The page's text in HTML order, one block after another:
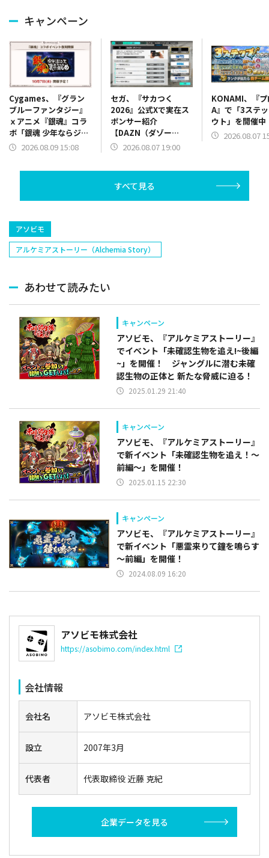
キャンペーン
Cygames、『グラン
ブルーファンタジー』
ｘアニメ『銀魂』コラ
ボ「銀魂 少年ならジャ
ンプの裏表紙までちゃ
2026.08.09 15:08
セガ、『サカつく
2026』公式Xで実在ス
ポンサー紹介
【DAZN（ダゾー
ン）】篇をポスト
2026.08.07 19:00
KONAMI、『
A』で「3ステ
ウト」を開催中
2026.08.07
すべて見る
アソビモ
アルケミアストーリー（Alchemia Story）
あわせて読みたい
キャンペーン
アソビモ、『アルケミアストーリー』
でイベント「未確認生物を追え!~後編
~」を開催！ ジャングルに潜む未確
認生物の正体と 新たな脅威に迫る！
2025.01.29 21:40
キャンペーン
アソビモ、『アルケミアストーリー』
で新イベント「未確認生物を追え！～
前編～」を開催！
2025.01.15 22:30
キャンペーン
アソビモ、『アルケミアストーリー』
で新イベント「悪霊来りて鐘を鳴らす
～前編」を開催！
2024.08.09 16:20
アソビモ株式会社
https://asobimo.com/index.html
会社情報
会社名 アソビモ株式会社
設立 2007年3月
代表者 代表取締役 近藤 克紀
企業データを見る